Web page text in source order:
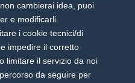
cambierai idea, puoi
e modificarli.
i cookie tecnici/di
impedire il corretto
limitare il servizio da noi
da seguire per